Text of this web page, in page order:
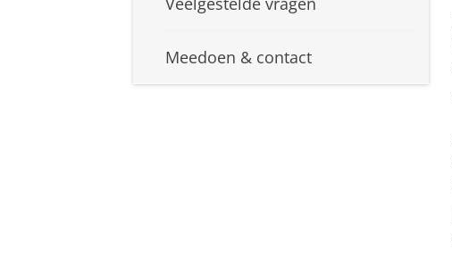
Meedoen & contact